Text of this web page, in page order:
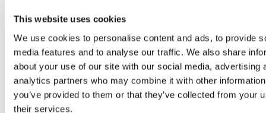
This website uses cookies
We use cookies to personalise content and ads, to provide
media features and to analyse our traffic. We also share
about your use of our site with our social media, advertising
analytics partners who may combine it with other
you’ve provided to them or that they’ve collected from your
their services.
Lars ”Lasse” Fransén